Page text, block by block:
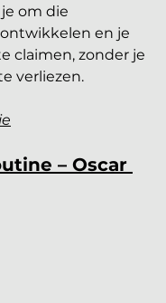
om die
en je
claimen, zonder je
verliezen.
– Oscar